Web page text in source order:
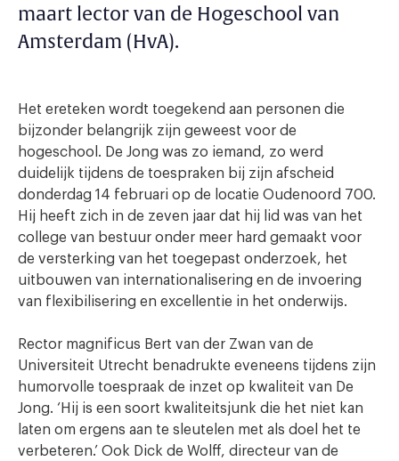
maart lector van de Hogeschool van
Amsterdam (HvA).
Het ereteken wordt toegekend aan personen die
bijzonder belangrijk zijn geweest voor de
hogeschool. De Jong was zo iemand, zo werd
duidelijk tijdens de toespraken bij zijn afscheid
donderdag 14 februari op de locatie Oudenoord 700.
Hij heeft zich in de zeven jaar dat hij lid was van het
college van bestuur onder meer hard gemaakt voor
de versterking van het toegepast onderzoek, het
uitbouwen van internationalisering en de invoering
van flexibilisering en excellentie in het onderwijs.
Rector magnificus Bert van der Zwan van de
Universiteit Utrecht benadrukte eveneens tijdens zijn
humorvolle toespraak de inzet op kwaliteit van De
Jong. ‘Hij is een soort kwaliteitsjunk die het niet kan
laten om ergens aan te sleutelen met als doel het te
verbeteren.’ Ook Dick de Wolff, directeur van de